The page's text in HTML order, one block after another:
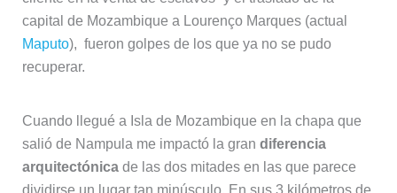
capital de Mozambique a Lourenço Marques (actual
Maputo), fueron golpes de los que ya no se pudo
recuperar.
Cuando llegué a Isla de Mozambique en la chapa que
salió de Nampula me impactó la gran diferencia
arquitectónicade las dos mitades en las que parece